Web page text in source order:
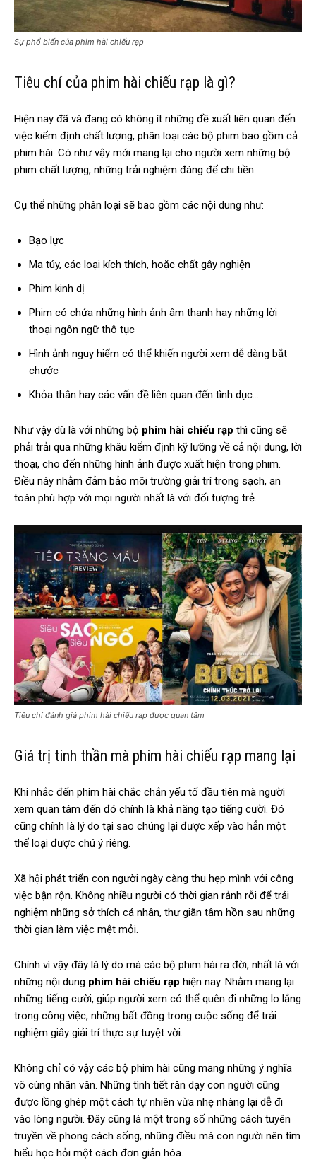
Sự phổ biến của phim hài chiếu rạp
Tiêu chí của phim hài chiếu rạp là gì?
Hiện nay đã và đang có không ít những đề xuất liên quan đến
việc kiểm định chất lượng, phân loại các bộ phim bao gồm cả
phim hài. Có như vậy mới mang lại cho người xem những bộ
phim chất lượng, những trải nghiệm đáng để chi tiền.
Cụ thể những phân loại sẽ bao gồm các nội dung như:
Bạo lực
Ma túy, các loại kích thích, hoặc chất gây nghiện
Phim kinh dị
Phim có chứa những hình ảnh âm thanh hay những lời
thoại ngôn ngữ thô tục
Hình ảnh nguy hiểm có thể khiến người xem dễ dàng bắt
chước
Khỏa thân hay các vấn đề liên quan đến tình dục…
Như vậy dù là với những bộ phim hài chiếu rạp thì cũng sẽ
phải trải qua những khâu kiểm định kỹ lưỡng về cả nội dung, lời
thoại, cho đến những hình ảnh được xuất hiện trong phim.
Điều này nhằm đảm bảo môi trường giải trí trong sạch, an
toàn phù hợp với mọi người nhất là với đối tượng trẻ.
Tiêu chí đánh giá phim hài chiếu rạp được quan tâm
Giá trị tinh thần mà phim hài chiếu rạp mang lại
Khi nhắc đến phim hài chắc chắn yếu tố đầu tiên mà người
xem quan tâm đến đó chính là khả năng tạo tiếng cười. Đó
cũng chính là lý do tại sao chúng lại được xếp vào hẳn một
thể loại được chú ý riêng.
Xã hội phát triển con người ngày càng thu hẹp mình với công
việc bận rộn. Không nhiều người có thời gian rảnh rỗi để trải
nghiệm những sở thích cá nhân, thư giãn tâm hồn sau những
thời gian làm việc mệt mỏi.
Chính vì vậy đây là lý do mà các bộ phim hài ra đời, nhất là với
những nội dung phim hài chiếu rạp hiện nay. Nhằm mang lại
những tiếng cười, giúp người xem có thể quên đi những lo lắng
trong công việc, những bất đồng trong cuộc sống để trải
nghiệm giây giải trí thực sự tuyệt vời.
Không chỉ có vậy các bộ phim hài cũng mang những ý nghĩa
vô cùng nhân văn. Những tình tiết răn dạy con người cũng
được lồng ghép một cách tự nhiên vừa nhẹ nhàng lại dễ đi
vào lòng người. Đây cũng là một trong số những cách tuyên
truyền về phong cách sống, những điều mà con người nên tìm
hiểu học hỏi một cách đơn giản hóa.